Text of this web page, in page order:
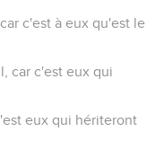
c'est à eux qu'est le
car c'est eux qui
eux qui hériteront